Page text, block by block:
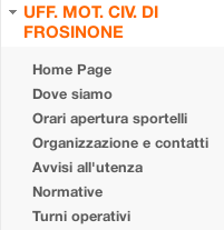
UFF. MOT. CIV. DI
FROSINONE
Home Page
Dove siamo
Orari apertura sportelli
Organizzazione e contatti
Avvisi all'utenza
Normative
Turni operativi